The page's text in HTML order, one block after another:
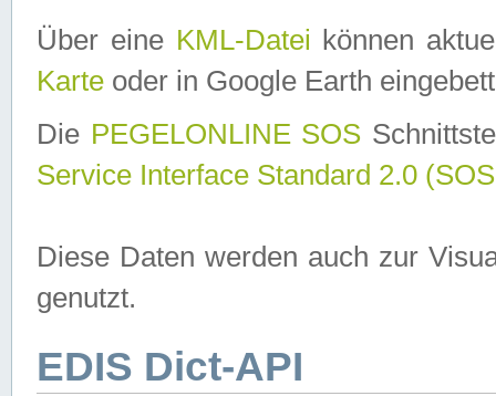
Über eine KML-Datei können
Karte oder in Google Earth
Die PEGELONLINE SOS
Service Interface Standard 2.0
Diese Daten werden auch zur
genutzt.
EDIS Dict-API